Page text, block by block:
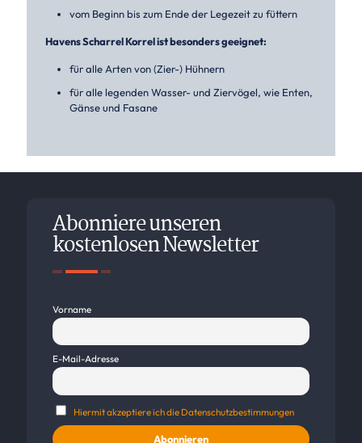
vom Beginn bis zum Ende der Legezeit zu füttern
Havens Scharrel Korrel ist besonders geeignet:
für alle Arten von (Zier-) Hühnern
für alle legenden Wasser- und Ziervögel, wie Enten,
Gänse und Fasane
Abonniere unseren
kostenlosen Newsletter
Vorname
E-Mail-Adresse
Hiermit akzeptiere ich die Datenschutzbestimmungen